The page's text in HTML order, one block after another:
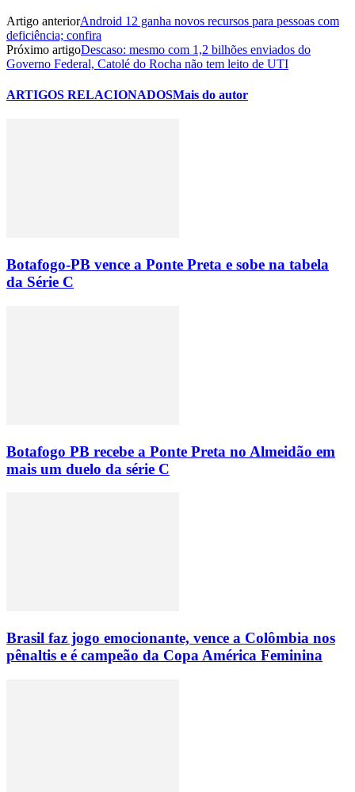
Artigo anteriorAndroid 12 ganha novos recursos para pessoas com
deficiência; confira
Próximo artigoDescaso: mesmo com 1,2 bilhões enviados do
Governo Federal, Catolé do Rocha não tem leito de UTI
ARTIGOS RELACIONADOSMais do autor
Botafogo-PB vence a Ponte Preta e sobe na tabela
da Série C
Botafogo PB recebe a Ponte Preta no Almeidão em
mais um duelo da série C
Brasil faz jogo emocionante, vence a Colômbia nos
pênaltis e é campeão da Copa América Feminina